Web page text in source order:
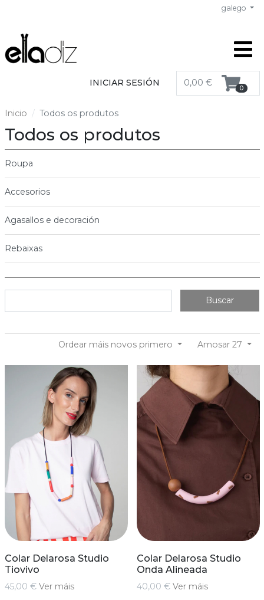
galego
INICIAR SESIÓN 0,00 € 0
Inicio Todos os produtos
Todos os produtos
Roupa
Accesorios
Agasallos e decoración
Rebaixas
Buscar
Amosar 27
Ordear máis novos primero
Colar Delarosa Studio
Tiovivo
45,00 € Ver máis
Colar Delarosa Studio
Onda Alineada
40,00 € Ver máis